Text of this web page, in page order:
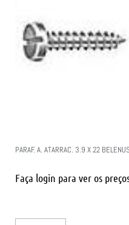
PARAF. A. ATARRAC. 3.9 X 22
Faça login para ver os